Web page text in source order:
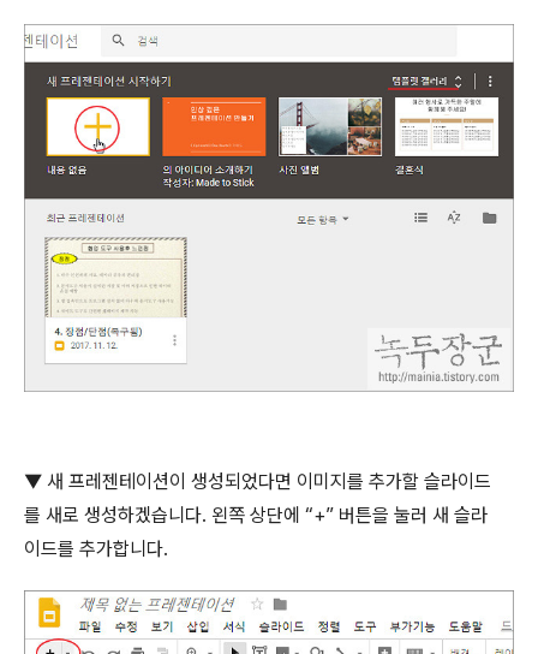
▼ 새 프레젠테이션이 생성되었다면 이미지를 추가할 슬라이드
를 새로 생성하겠습니다. 왼쪽 상단에 “+” 버튼을 눌러 새 슬라
이드를 추가합니다.